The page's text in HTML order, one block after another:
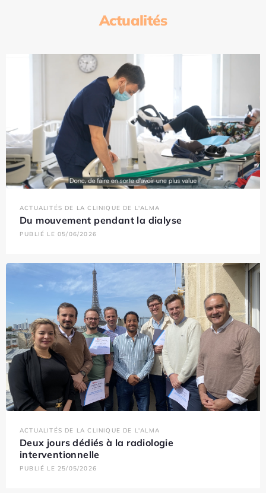
Actualités
ACTUALITÉS DE LA CLINIQUE DE L'ALMA
Du mouvement pendant la dialyse
PUBLIÉ LE 05/06/2026
ACTUALITÉS DE LA CLINIQUE DE L'ALMA
Deux jours dédiés à la radiologie
interventionnelle
PUBLIÉ LE 25/05/2026